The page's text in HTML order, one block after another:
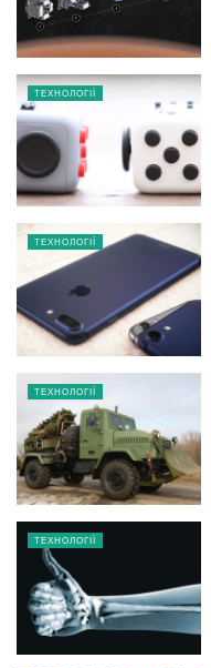
ТЕХНОЛОГІЇ
ТЕХНОЛОГІЇ
ТЕХНОЛОГІЇ
ТЕХНОЛОГІЇ